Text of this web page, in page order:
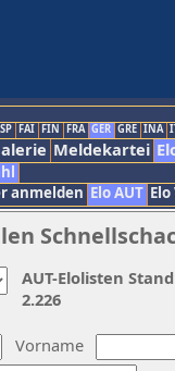
FAI FIN FRA GER GRE INA
Meldekartei
anmelden Elo AUT
Vorname
AUT-Elolisten
2.226